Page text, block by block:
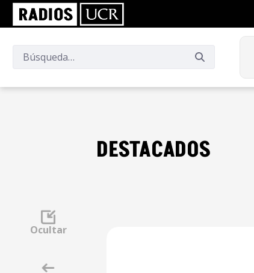
Ocultar
DESTACADOS